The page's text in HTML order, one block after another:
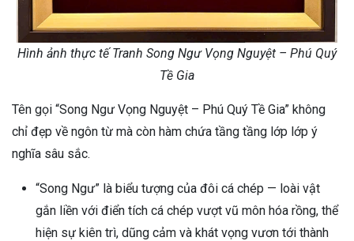
Hình ảnh thực tế Tranh Song Ngư Vọng Nguyệt – Phú Quý
Tề Gia
Tên gọi “Song Ngư Vọng Nguyệt – Phú Quý Tề Gia” không
chỉ đẹp về ngôn từ mà còn hàm chứa tầng tầng lớp lớp ý
nghĩa sâu sắc.
“Song Ngư” là biểu tượng của đôi cá chép — loài vật
gắn liền với điển tích cá chép vượt vũ môn hóa rồng, thể
hiện sự kiên trì, dũng cảm và khát vọng vươn tới thành